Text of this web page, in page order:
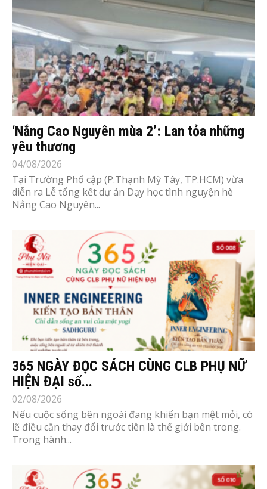
‘Nắng Cao Nguyên mùa 2’: Lan tỏa những
yêu thương
04/08/2026
Tại Trường Phổ cập (P.Thạnh Mỹ Tây, TP.HCM) vừa
diễn ra Lễ tổng kết dự án Dạy học tình nguyện hè
Nắng Cao Nguyên...
365 NGÀY ĐỌC SÁCH CÙNG CLB PHỤ NỮ
HIỆN ĐẠI số...
02/08/2026
Nếu cuộc sống bên ngoài đang khiến bạn mệt mỏi, có
lẽ điều cần thay đổi trước tiên là thế giới bên trong.
Trong hành...